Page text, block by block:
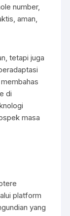
number,
aman,
tetapi juga
di
masa
platform
yang